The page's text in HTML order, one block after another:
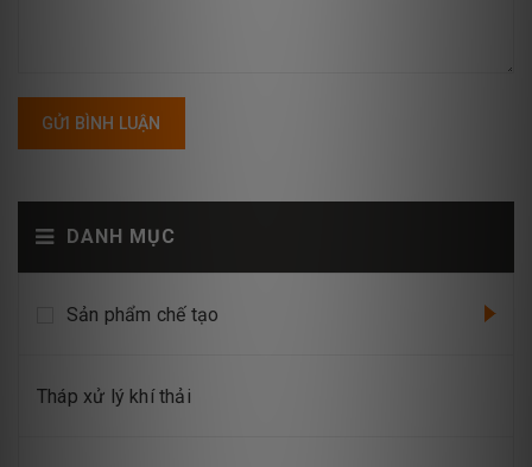
DANH MỤC
Sản phẩm chế tạo
Tháp xử lý khí thải
GỬI BÌNH LUẬN